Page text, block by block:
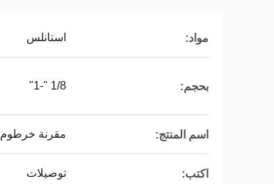
مواد: استانلس
بحجم: 1/8 "-1"
اسم المنتج: مقرنة خرطوم
اكتب: توصيلات